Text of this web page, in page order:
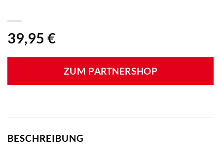
39,95 €
ZUM PARTNERSHOP
BESCHREIBUNG